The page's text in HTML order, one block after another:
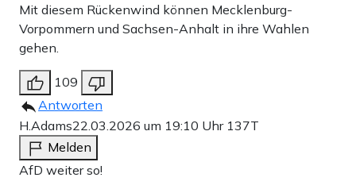
Mit diesem Rückenwind können Mecklenburg-
Vorpommern und Sachsen-Anhalt in ihre Wahlen
gehen.
109
Antworten
H.Adams22.03.2026 um 19:10 Uhr 137T
Melden
AfD weiter so!